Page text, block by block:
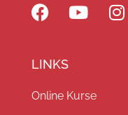
LINKS
Online Kurse